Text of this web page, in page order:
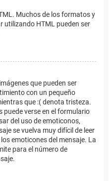
Muchos de los formatos y
utilizando HTML pueden ser
que pueden ser
con un pequeño
que :( denota tristeza.
puede verse en el formulario
del uso de emoticonos,
se vuelva muy difícil de leer
emoticones del mensaje. La
para el número de